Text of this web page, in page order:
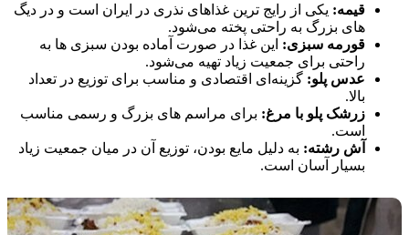
قیمه: یکی از رایج‌ ترین غذاهای نذری در ایران است و در دیگ‌
های بزرگ به راحتی پخته می‌شود.
قورمه سبزی: این غذا در صورت آماده بودن سبزی‌ ها به
راحتی برای جمعیت زیاد تهیه می‌شود.
عدس پلو: گزینه‌ای اقتصادی و مناسب برای توزیع در تعداد
بالا.
زرشک پلو با مرغ: برای مراسم‌ های بزرگ و رسمی مناسب
است.
آش رشته: به دلیل مایع بودن، توزیع آن در میان جمعیت زیاد
بسیار آسان است.